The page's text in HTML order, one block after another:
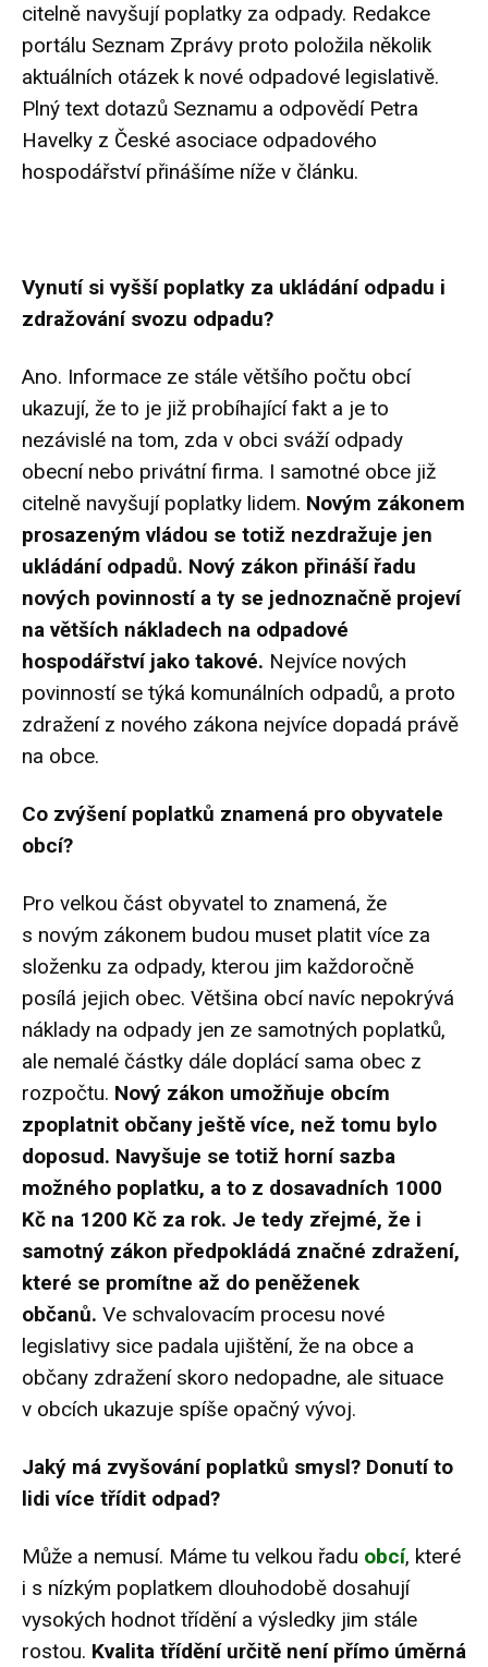
citelně navyšují poplatky za odpady. Redakce
portálu Seznam Zprávy proto položila několik
aktuálních otázek k nové odpadové legislativě.
Plný text dotazů Seznamu a odpovědí Petra
Havelky z České asociace odpadového
hospodářství přinášíme níže v článku.
Vynutí si vyšší poplatky za ukládání odpadu i
zdražování svozu odpadu?
Ano. Informace ze stále většího počtu obcí
ukazují, že to je již probíhající fakt a je to
nezávislé na tom, zda v obci sváží odpady
obecní nebo privátní firma. I samotné obce již
citelně navyšují poplatky lidem. Novým zákonem
prosazeným vládou se totiž nezdražuje jen
ukládání odpadů. Nový zákon přináší řadu
nových povinností a ty se jednoznačně projeví
na větších nákladech na odpadové
hospodářství jako takové. Nejvíce nových
povinností se týká komunálních odpadů, a proto
zdražení z nového zákona nejvíce dopadá právě
na obce.
Co zvýšení poplatků znamená pro obyvatele
obcí?
Pro velkou část obyvatel to znamená, že
s novým zákonem budou muset platit více za
složenku za odpady, kterou jim každoročně
posílá jejich obec. Většina obcí navíc nepokrývá
náklady na odpady jen ze samotných poplatků,
ale nemalé částky dále doplácí sama obec z
rozpočtu. Nový zákon umožňuje obcím
zpoplatnit občany ještě více, než tomu bylo
doposud. Navyšuje se totiž horní sazba
možného poplatku, a to z dosavadních 1000
Kč na 1200 Kč za rok. Je tedy zřejmé, že i
samotný zákon předpokládá značné zdražení,
které se promítne až do peněženek
občanů. Ve schvalovacím procesu nové
legislativy sice padala ujištění, že na obce a
občany zdražení skoro nedopadne, ale situace
v obcích ukazuje spíše opačný vývoj.
Jaký má zvyšování poplatků smysl? Donutí to
lidi více třídit odpad?
Může a nemusí. Máme tu velkou řadu obcí, které
i s nízkým poplatkem dlouhodobě dosahují
vysokých hodnot třídění a výsledky jim stále
rostou. Kvalita třídění určitě není přímo úměrná